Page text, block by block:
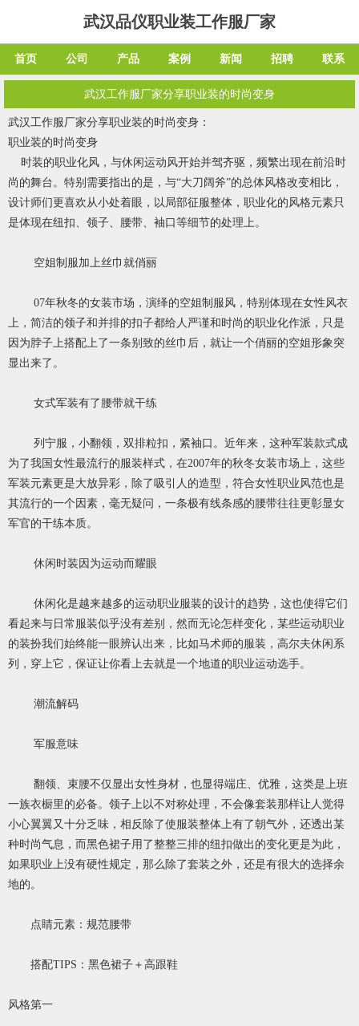
武汉品仪职业装工作服厂家
首页 公司 产品 案例 新闻 招聘 联系
武汉工作服厂家分享职业装的时尚变身
武汉工作服厂家分享职业装的时尚变身：
职业装的时尚变身
时装的职业化风，与休闲运动风开始并驾齐驱，频繁出现在前沿时
尚的舞台。特别需要指出的是，与“大刀阔斧”的总体风格改变相比，
设计师们更喜欢从小处着眼，以局部征服整体，职业化的风格元素只
是体现在纽扣、领子、腰带、袖口等细节的处理上。
空姐制服加上丝巾就俏丽
07年秋冬的女装市场，演绎的空姐制服风，特别体现在女性风衣
上，简洁的领子和并排的扣子都给人严谨和时尚的职业化作派，只是
因为脖子上搭配上了一条别致的丝巾后，就让一个俏丽的空姐形象突
显出来了。
女式军装有了腰带就干练
列宁服，小翻领，双排粒扣，紧袖口。近年来，这种军装款式成
为了我国女性最流行的服装样式，在2007年的秋冬女装市场上，这些
军装元素更是大放异彩，除了吸引人的造型，符合女性职业风范也是
其流行的一个因素，毫无疑问，一条极有线条感的腰带往往更彰显女
军官的干练本质。
休闲时装因为运动而耀眼
休闲化是越来越多的运动职业服装的设计的趋势，这也使得它们
看起来与日常服装似乎没有差别，然而无论怎样变化，某些运动职业
的装扮我们始终能一眼辨认出来，比如马术师的服装，高尔夫休闲系
列，穿上它，保证让你看上去就是一个地道的职业运动选手。
潮流解码
军服意味
翻领、束腰不仅显出女性身材，也显得端庄、优雅，这类是上班
一族衣橱里的必备。领子上以不对称处理，不会像套装那样让人觉得
小心翼翼又十分乏味，相反除了使服装整体上有了朝气外，还透出某
种时尚气息，而黑色裙子用了整整三排的纽扣做出的变化更是为此，
如果职业上没有硬性规定，那么除了套装之外，还是有很大的选择余
地的。
点睛元素：规范腰带
搭配TIPS：黑色裙子＋高跟鞋
风格第一